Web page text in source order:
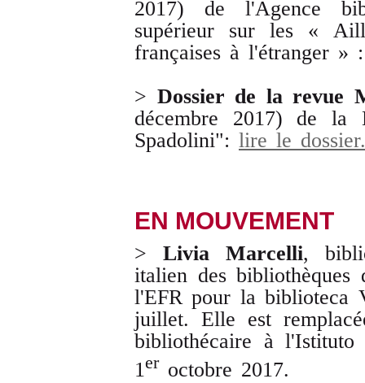
2017) de l'Agence
supérieur sur les «
françaises à l'étranger
> Dossier de la revue
décembre 2017) de la
Spadolini": lire le dossier.
EN MOUVEMENT
> Livia Marcelli,
italien des
l'EFR pour la biblioteca
juillet. Elle est
bibliothécaire à
1eroctobre 2017.